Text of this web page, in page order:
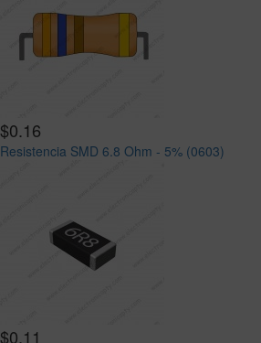
$0.16
Resistencia SMD 6.8 Ohm - 5% (0603)
$0.11